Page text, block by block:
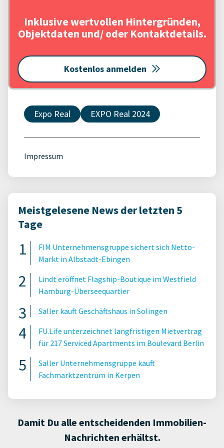
Inklusive wertvollen Hintergründen,
Objektdaten und/ oder Kontaktdetails.
Kostenlos anmelden
Expo Real EXPO Real 2024
Impressum
Meistgelesene News der letzten 5
Tage
FIM Unternehmensgruppe sichert sich Netto-
Markt in Albstadt-Ebingen
Lindt eröffnet Flagship-Boutique im Westfield
Hamburg-Überseequartier
Saller kauft Geschäftshaus in Solingen
FU.Life unterzeichnet langfristigen Mietvertrag
für 217 Serviced Apartments im Boulevard Berlin
Saller Unternehmensgruppe kauft
Fachmarktzentrum in Kerpen
Damit Du alle entscheidenden Immobilien-
Nachrichten erhältst.